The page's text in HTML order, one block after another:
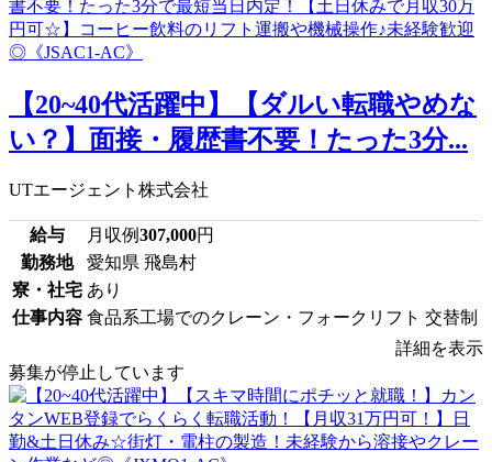
【20~40代活躍中】【ダルい転職やめな
い？】面接・履歴書不要！たった3分...
UTエージェント株式会社
給与 月収例307,000円
勤務地
愛知県 飛島村
寮・社宅 あり
仕事内容 食品系工場でのクレーン・フォークリフト 交替制
詳細を表示
募集が停止しています